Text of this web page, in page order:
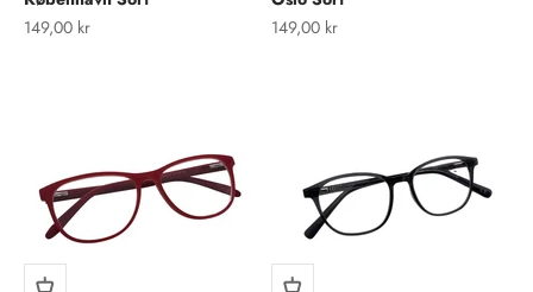
Salgspris
149,00 kr
Salgspris
149,00 kr